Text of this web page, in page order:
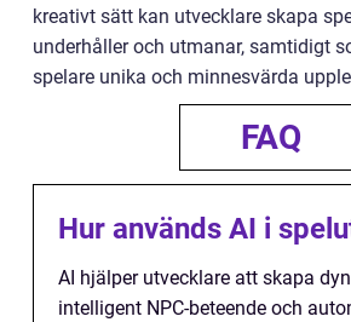
kreativt sätt kan utvecklare skapa
underhåller och utmanar, samtidigt
spelare unika och minnesvärda
FAQ
Hur används AI i
AI hjälper utvecklare att skapa
intelligent NPC-beteende och